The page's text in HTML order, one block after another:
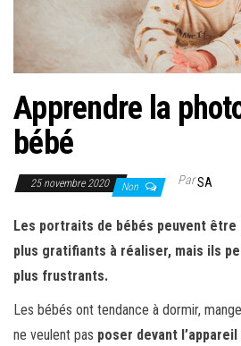
Apprendre la
bébé
25 novembre 2020 Non ParSA
Les portraits de bébés peuvent
plus gratifiants à réaliser, mais ils
plus frustrants.
Les bébés ont tendance à dormir,
ne veulent pas poser devant